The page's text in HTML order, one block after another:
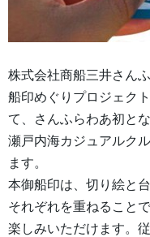
株式会社商船三井さん
船印めぐりプロジェク
て、さんふらわあ初と
瀬戸内海カジュアルク
ます。
本御船印は、切り絵と
それぞれを重ねること
楽しみいただけます。